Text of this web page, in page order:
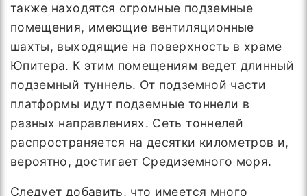
также находятся огромные подземные
помещения, имеющие вентиляционные
шахты, выходящие на поверхность в храме
Юпитера. К этим помещениям ведет длинный
подземный туннель. От подземной части
платформы идут подземные тоннели в
разных направлениях. Сеть тоннелей
распространяется на десятки километров и,
вероятно, достигает Средиземного моря.
Следует добавить, что имеется много